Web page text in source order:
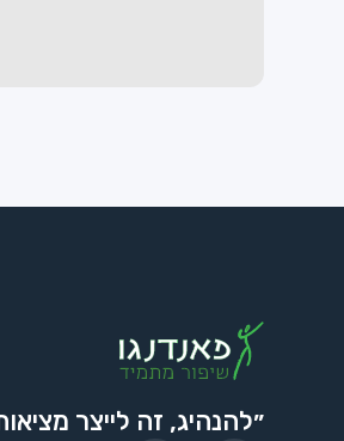
״להנהיג, זה לייצר